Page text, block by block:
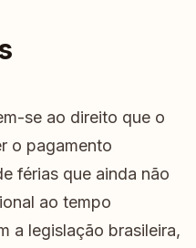
se ao direito que o
o pagamento
férias que ainda não
ao tempo
a legislação brasileira,